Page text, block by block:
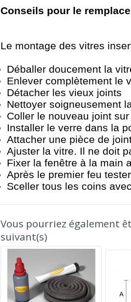
Conseils pour le
Le montage des vitres
Déballer doucement la
Enlever complètement le
Détacher les vieux joints
Nettoyer soigneusement
Coller le nouveau joint
Installer le verre dans la
Attacher une pièce de
Ajuster la vitre. Il ne doit
Fixer la fenêtre à la main
Après le premier feu
Sceller tous les coins
Vous pourriez également
suivant(s)